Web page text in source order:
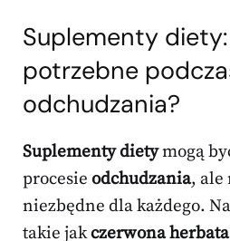
Suplementy
potrzebne
odchudzania?
Suplementy dietymogą
procesie odchudzania, ale
niezbędne dla każdego.
takie jakczerwona herbata